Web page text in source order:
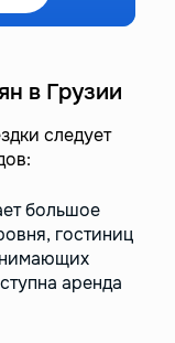
в Грузии
следует
большое
гостиниц
аренда